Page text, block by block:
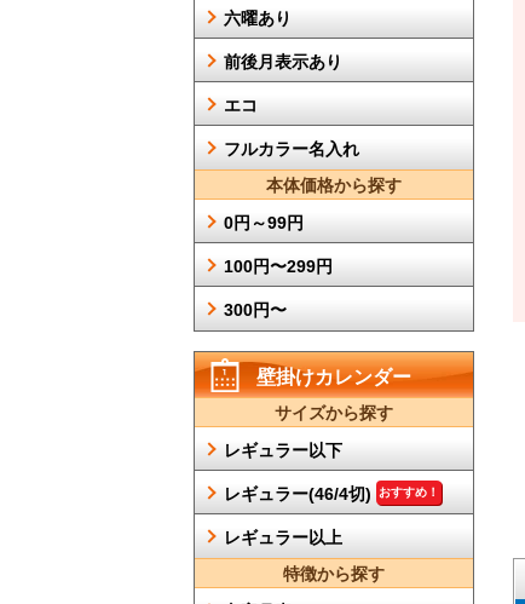
六曜あり
前後月表示あり
エコ
フルカラー名入れ
本体価格から探す
0円～99円
100円〜299円
300円〜
壁掛けカレンダー
サイズから探す
レギュラー以下
レギュラー(46/4切) おすすめ！
レギュラー以上
特徴から探す